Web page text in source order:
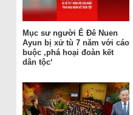
Mục sư người Ê Đê Nuen
Ayun bị xử tù 7 năm với cáo
buộc ‚phá hoại đoàn kết
dân tộc‘